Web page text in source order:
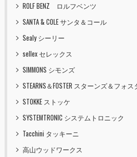
ROLF BENZ ロルフベンツ
SANTA & COLE サンタ＆コール
Sealy シーリー
sellex セレックス
SIMMONS シモンズ
STEARNS＆FOSTER スターンズ＆フォス
STOKKE ストッケ
SYSTEMTRONIC システムトロニック
Tacchini タッキーニ
高山ウッドワークス